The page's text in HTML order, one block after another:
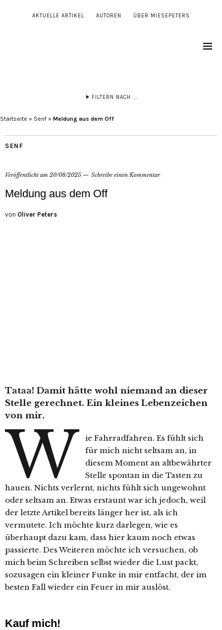
AKTUELLE ARTIKEL AUTOREN ÜBER MIESEPETERS
FILTERN NACH ...
Startseite » Senf » Meldung aus dem Off
SENF
Veröffentlicht am 20/08/2025 Schreibe einen Kommentar
Meldung aus dem Off
von Oliver Peters
Tataa! Damit hätte wohl niemand an dieser
Stelle gerechnet. Ein kleines Lebenzeichen
von mir.
W
ie Fahrradfahren. Es fühlt sich
für mich nicht seltsam an, in
diesem Moment an altbewährter
Stelle spontan in die Tasten zu
hauen. Nichts verlernt, nichts fühlt sich ungewohnt
oder seltsam an. Etwas erstaunt war ich jedoch, weil
der letzte Artikel bereits länger her ist, als ich
vermutete. Ich möchte kurz darlegen, wie es
überhaupt dazu kam, dass hier kaum noch etwas
passierte. Des Weiteren möchte ich versuchen, ob
mich beim Schreiben selbst wieder die Lust packt,
sozusagen ein kleiner Funke in mir entfacht, der im
besten Fall wieder ein Feuer in mir auslöst.
Kauf mich!